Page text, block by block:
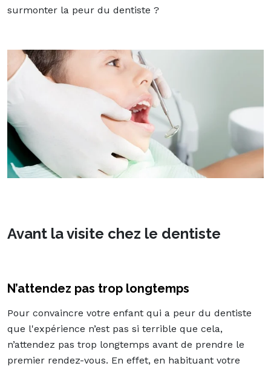
surmonter la peur du dentiste ?
Avant la visite chez le dentiste
N’attendez pas trop longtemps
Pour convaincre votre enfant qui a peur du dentiste
que l'expérience n’est pas si terrible que cela,
n’attendez pas trop longtemps avant de prendre le
premier rendez-vous. En effet, en habituant votre